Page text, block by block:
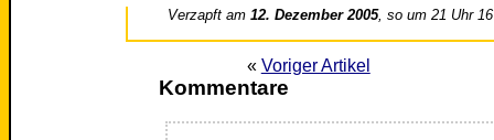
Verzapft am12. Dezember 2005, so um 21 Uhr 16
« Voriger Artikel
Kommentare